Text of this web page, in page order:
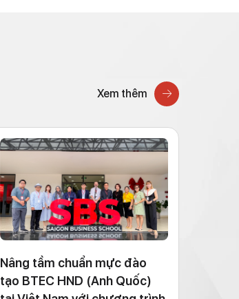
Xem thêm
Nâng tầm chuẩn mực đào
tạo BTEC HND (Anh Quốc)